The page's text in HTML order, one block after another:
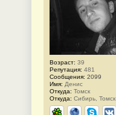
Возраст: 39
Репутация: 481
Сообщения: 2099
Имя: Денис
Откуда: Томск
Откуда: Сибирь, Томск